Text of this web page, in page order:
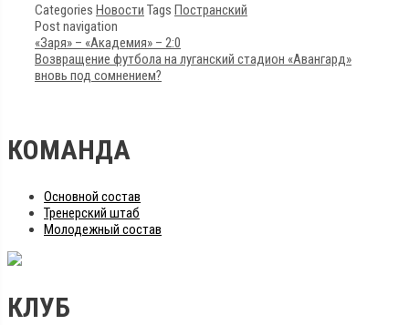
Categories Новости Tags Постранский
Post navigation
«Заря» – «Академия» – 2:0
Возвращение футбола на луганский стадион «Авангард»
вновь под сомнением?
КОМАНДА
Основной состав
Тренерский штаб
Молодежный состав
КЛУБ